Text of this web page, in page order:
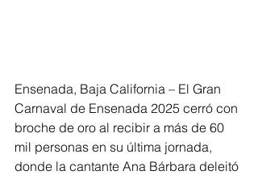
Ensenada, Baja California – El Gran
Carnaval de Ensenada 2025 cerró con
broche de oro al recibir a más de 60
mil personas en su última jornada,
donde la cantante Ana Bárbara deleitó